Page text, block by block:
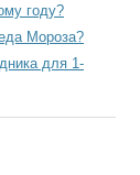
году?
Мороза?
для 1-